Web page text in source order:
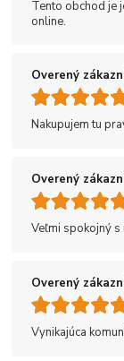
Tento obchod je
online.
Overený
Nakupujem tu
Overený
Veľmi spokojný
Overený
Vynikajúca